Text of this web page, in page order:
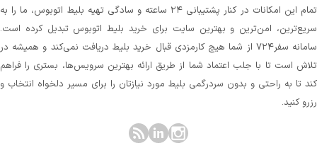
تمام این امکانات در کنار پشتیبانی‌ ۲۴ ساعته و سادگی تهیه بلیط اتوبوس، ما را به
سریع‌ترین، امن‌ترین و بهترین سایت برای خرید بلیط اتوبوس تبدیل کرده است.
سامانه سفر۷۲۴ از شما هیچ کارمزدی قبال خرید بلیط دریافت نمی‌کند و همیشه در
تلاش است تا با جلب اعتماد شما از طریق ارائه بهترین سرویس‌ها، بستری را فراهم
کند تا به راحتی و بدون سردرگمی بلیط مورد نیازتان را برای مسیر دلخواه انتخاب و
رزرو کنید.